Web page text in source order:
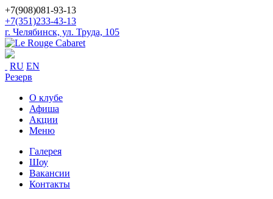
+7(908)081-93-13
+7(351)233-43-13
г. Челябинск, ул. Труда, 105
RU EN
Резерв
О клубе
Афиша
Акции
Меню
Галерея
Шоу
Вакансии
Контакты